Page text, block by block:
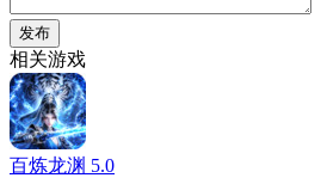
发布
相关游戏
百炼龙渊 5.0